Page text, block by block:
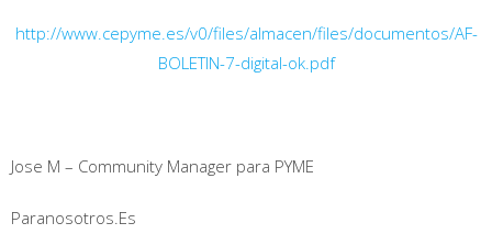
http://www.cepyme.es/v0/files/almacen/files/documentos/AF-
BOLETIN-7-digital-ok.pdf
Jose M – Community Manager para PYME
Paranosotros.Es